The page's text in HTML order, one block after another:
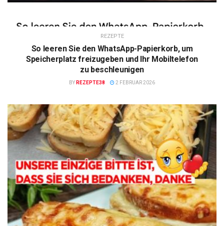
REZEPTE
So leeren Sie den WhatsApp-Papierkorb, um
Speicherplatz freizugeben und Ihr Mobiltelefon
zu beschleunigen
BY REZEPTE38 2 FEBRUAR 2026